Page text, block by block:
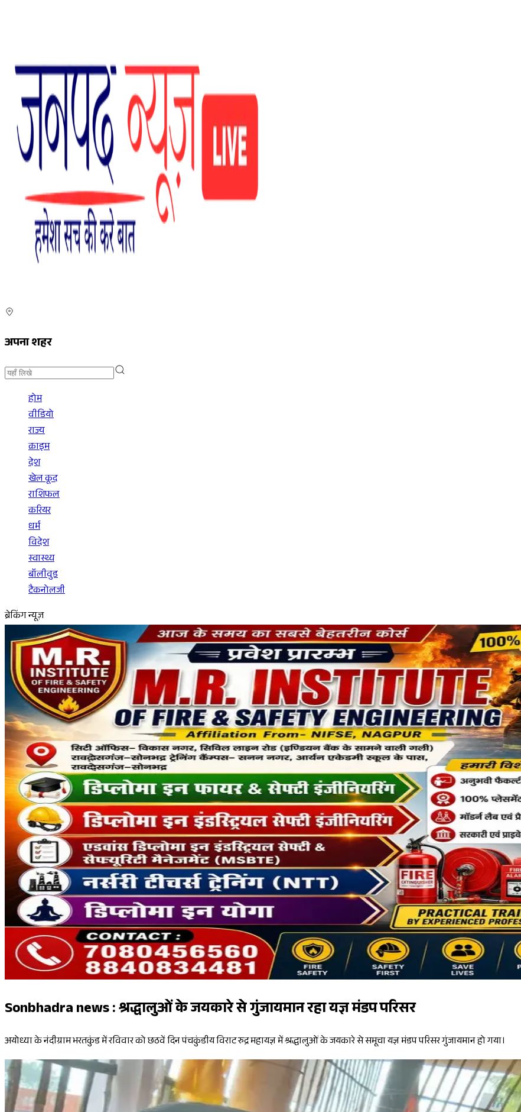
अपना शहर
होम
वीडियो
राज्य
क्राइम
देश
खेल कूद
राशिफल
करियर
धर्म
विदेश
स्वास्थ्य
बॉलीवुड
टैकनोलजी
ब्रेकिंग न्यूज़
Sonbhadra news : श्रद्धालुओं के जयकारे से गुंजायमान रहा यज्ञ मंडप परिसर
अयोध्या के नंदीग्राम भरतकुंड में रविवार को छठवें दिन पंचकुंडीय विराट रुद्र महायज्ञ में श्रद्धालुओं के जयकारे से समूचा यज्ञ मंडप परिसर गुंजायमान हो गया।